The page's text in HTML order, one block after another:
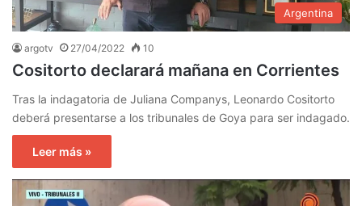
Argentina
argotv 27/04/2022 10
Cositorto declarará mañana en Corrientes
Tras la indagatoria de Juliana Companys, Leonardo Cositorto
deberá presentarse a los tribunales de Goya para ser indagado.
Leer más »